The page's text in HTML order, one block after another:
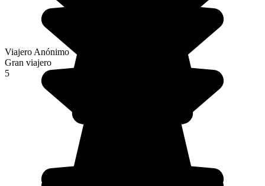
Viajero Anónimo
Gran viajero
5